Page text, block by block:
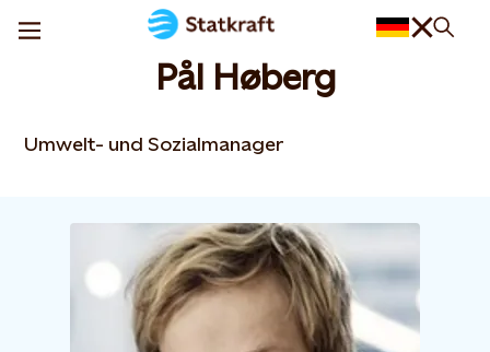
Pål Høberg
Umwelt- und Sozialmanager